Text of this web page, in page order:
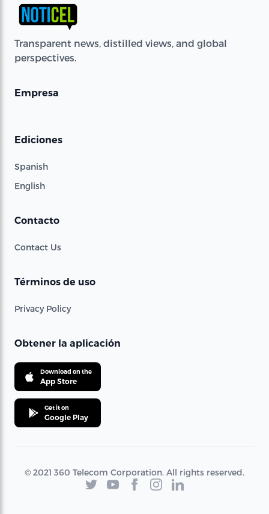
Transparent news, distilled views, and global
perspectives.
Empresa
Ediciones
Spanish
English
Contacto
Contact Us
Términos de uso
Privacy Policy
Obtener la aplicación
Download on the
App Store
Get it on
Google Play
© 2021 360 Telecom Corporation. All rights reserved.